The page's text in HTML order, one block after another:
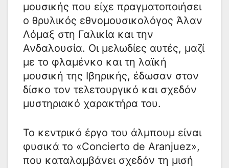
μουσικής που είχε πραγματοποιήσει
ο θρυλικός εθνομουσικολόγος Άλαν
Λόμαξ στη Γαλικία και την
Ανδαλουσία. Οι μελωδίες αυτές, μαζί
με το φλαμένκο και τη λαϊκή
μουσική της Ιβηρικής, έδωσαν στον
δίσκο τον τελετουργικό και σχεδόν
μυστηριακό χαρακτήρα του.
Το κεντρικό έργο του άλμπουμ είναι
φυσικά το «Concierto de Aranjuez»,
που καταλαμβάνει σχεδόν τη μισή